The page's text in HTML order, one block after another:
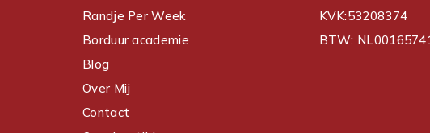
Randje Per Week
Borduur academie
Blog
Over Mij
Contact
KVK:53208374
BTW: